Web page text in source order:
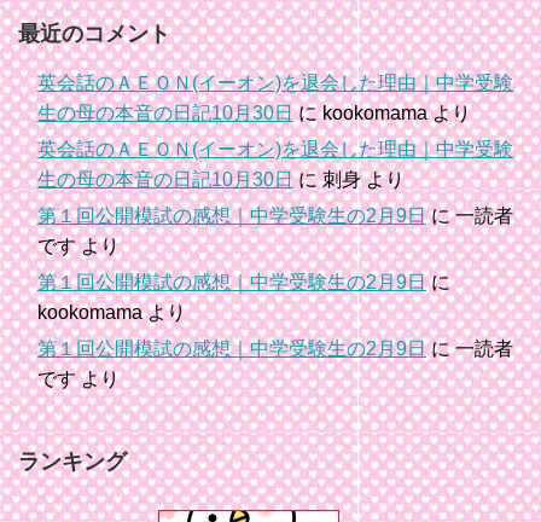
最近のコメント
英会話のＡＥＯＮ(イーオン)を退会した理由｜中学受験
生の母の本音の日記10月30日にkookomamaより
英会話のＡＥＯＮ(イーオン)を退会した理由｜中学受験
生の母の本音の日記10月30日に刺身より
第１回公開模試の感想｜中学受験生の2月9日に一読者
ですより
第１回公開模試の感想｜中学受験生の2月9日に
kookomamaより
第１回公開模試の感想｜中学受験生の2月9日に一読者
ですより
ランキング